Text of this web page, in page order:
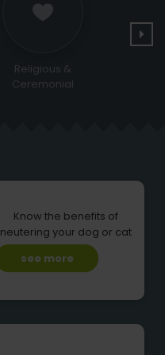
Sports and Leisure
Know the benefits of
neutering your dog or cat
see more